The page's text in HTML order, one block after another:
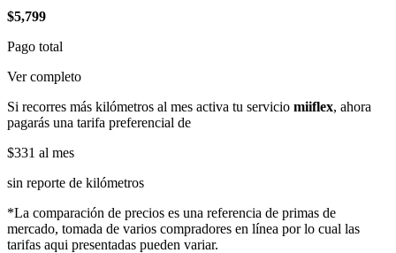
$5,799
Pago total
Ver completo
Si recorres más kilómetros al mes activa tu servicio miiflex, ahora
pagarás una tarifa preferencial de
$331 al mes
sin reporte de kilómetros
*La comparación de precios es una referencia de primas de
mercado, tomada de varios compradores en línea por lo cual las
tarifas aqui presentadas pueden variar.